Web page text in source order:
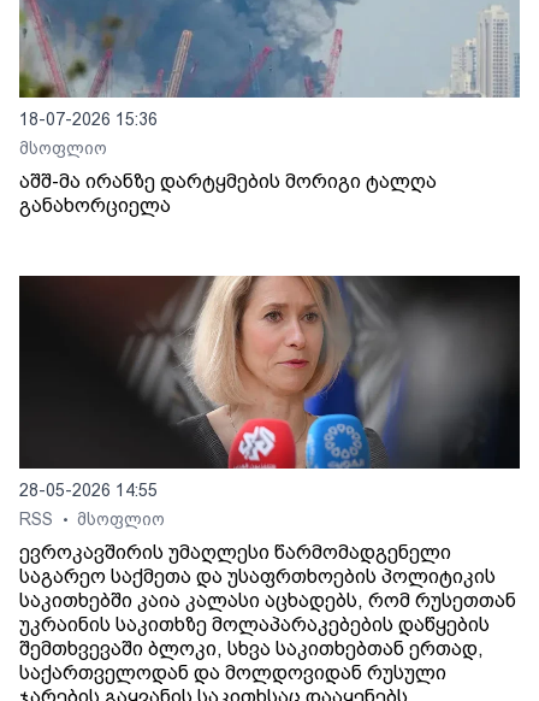
18-07-2026 15:36
მსოფლიო
აშშ-მა ირანზე დარტყმების მორიგი ტალღა
განახორციელა
28-05-2026 14:55
RSS
• მსოფლიო
ევროკავშირის უმაღლესი წარმომადგენელი
საგარეო საქმეთა და უსაფრთხოების პოლიტიკის
საკითხებში კაია კალასი აცხადებს, რომ რუსეთთან
უკრაინის საკითხზე მოლაპარაკებების დაწყების
შემთხვევაში ბლოკი, სხვა საკითხებთან ერთად,
საქართველოდან და მოლდოვიდან რუსული